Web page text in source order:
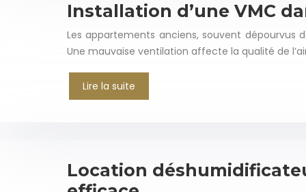
Installation d’une VMC
Les appartements anciens, souvent dépourvus
Une mauvaise ventilation affecte la qualité de
Lire la suite
Location